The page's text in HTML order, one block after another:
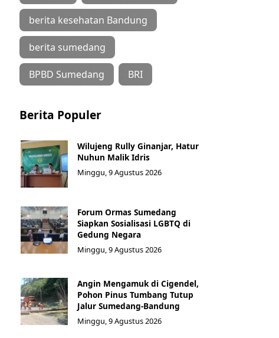
berita kesehatan Bandung
berita sumedang
BPBD Sumedang BRI
Berita Populer
Wilujeng Rully Ginanjar, Hatur
Nuhun Malik Idris
Minggu, 9 Agustus 2026
Forum Ormas Sumedang
Siapkan Sosialisasi LGBTQ di
Gedung Negara
Minggu, 9 Agustus 2026
Angin Mengamuk di Cigendel,
Pohon Pinus Tumbang Tutup
Jalur Sumedang-Bandung
Minggu, 9 Agustus 2026